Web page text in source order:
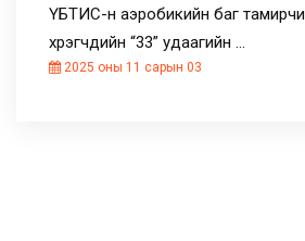
ҮБТИС-н аэробикийн баг
хүрэгчдийн “33” удаагийн …
2025 оны 11 сарын 03